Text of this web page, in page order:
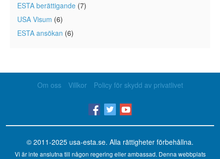
ESTA berättigande (7)
USA Visum (6)
ESTA ansökan (6)
Om oss Villkor Policy för skydd av privatlivet
© 2011-2025 usa-esta.se. Alla rättigheter förbehållna.
Vi är inte anslutna till någon regering eller ambassad. Denna webbplats